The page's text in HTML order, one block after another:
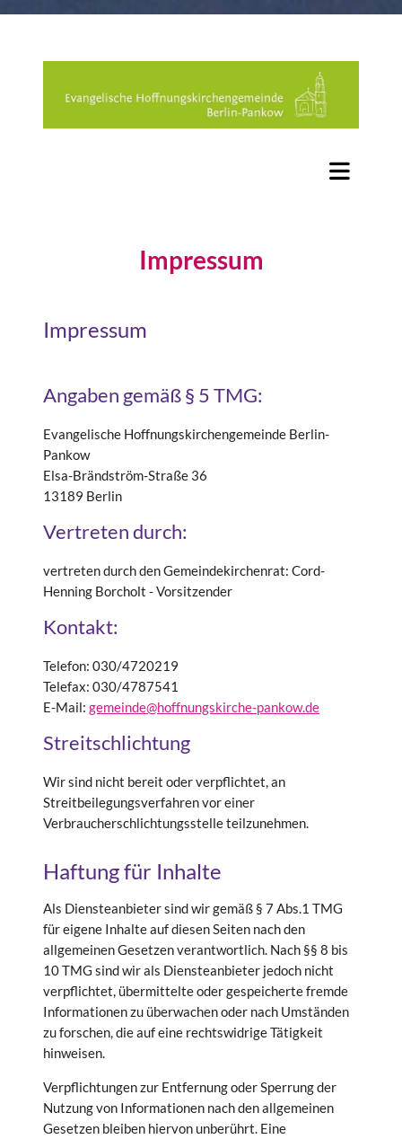
Impressum
Impressum
Angaben gemäß § 5 TMG:
Evangelische Hoffnungskirchengemeinde Berlin-
Pankow
Elsa-Brändström-Straße 36
13189 Berlin
Vertreten durch:
vertreten durch den Gemeindekirchenrat: Cord-
Henning Borcholt - Vorsitzender
Kontakt:
Telefon: 030/4720219
Telefax: 030/4787541
E-Mail: gemeinde@hoffnungskirche-pankow.de
Streitschlichtung
Wir sind nicht bereit oder verpflichtet, an
Streitbeilegungsverfahren vor einer
Verbraucherschlichtungsstelle teilzunehmen.
Haftung für Inhalte
Als Diensteanbieter sind wir gemäß § 7 Abs.1 TMG
für eigene Inhalte auf diesen Seiten nach den
allgemeinen Gesetzen verantwortlich. Nach §§ 8 bis
10 TMG sind wir als Diensteanbieter jedoch nicht
verpflichtet, übermittelte oder gespeicherte fremde
Informationen zu überwachen oder nach Umständen
zu forschen, die auf eine rechtswidrige Tätigkeit
hinweisen.
Verpflichtungen zur Entfernung oder Sperrung der
Nutzung von Informationen nach den allgemeinen
Gesetzen bleiben hiervon unberührt. Eine